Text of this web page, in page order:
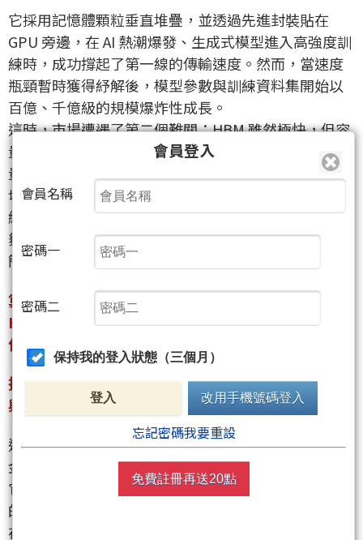
它採用記憶體顆粒垂直堆疊，並透過先進封裝貼在
GPU 旁邊，在 AI 熱潮爆發、生成式模型進入高強度訓
練時，成功撐起了第一線的傳輸速度。然而，當速度
瓶頸暫時獲得紓解後，模型參數與訓練資料集開始以
百億、千億級的規模爆炸性成長。
這時，市場遭遇了第二個難關：HBM 雖然極快，但容
量有限、價格昂貴且產能極度吃緊，這便浮現了「容
量牆」與「成本牆」。在這樣的背景下，市場開始迫
切需要一種具備「中階頻寬、超大容量、低成本」的
緩衝方案，這正是 HBF（高頻寬快閃記憶體）登場的
舞台。
簡單來說，兩者的發展軌跡是：
算力需求暴增 ->傳輸頻寬先撐不住->砸資源發展
HBM 救速度-> 模型體積繼續放大->容量與成本撐不
住 ->HBF 順應誕生。
技術本質：DRAM 與 NAND 的大腦分工要理解 HBM
與 HBF 的差異，必須回到它們底層採用的儲存材料。
這兩者並非互相取代的競爭對手，而是特性互補的黃
金組合。HBM（高頻寬記憶體）：底層是 DRAM。
它的特性是超低延遲、極高頻寬，且具備幾乎無限制
的寫入耐久度。缺點則是容量密度低、造價高昂。
在 AI 運算中，它扮演「第一線戰鬥記憶體」的角色，
會員登入
會員名稱
密碼一
密碼二
保持我的登入狀態（三個月）
登入 改用手機號碼登入
忘記密碼我要重設
免費註冊再送20點